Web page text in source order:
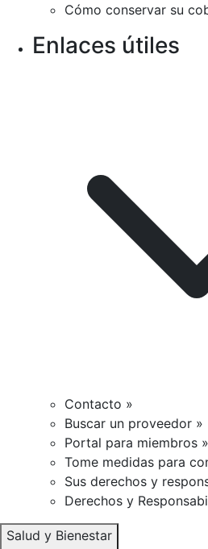
Cómo conservar su
Enlaces útiles
Contacto »
Buscar un proveedor »
Portal para miembros »
Tome medidas para
Sus derechos y
Derechos y
Salud y Bienestar